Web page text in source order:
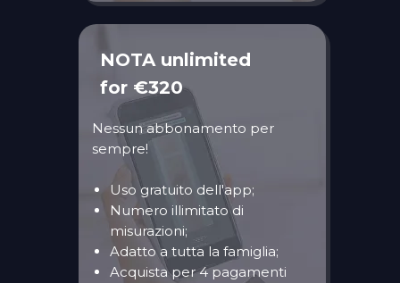
Nessun abbonamento per
sempre!
Uso gratuito dell'app;
Numero illimitato di
misurazioni;
Adatto a tutta la famiglia;
Acquista per 4 pagamenti
NOTA unlimited
for €320